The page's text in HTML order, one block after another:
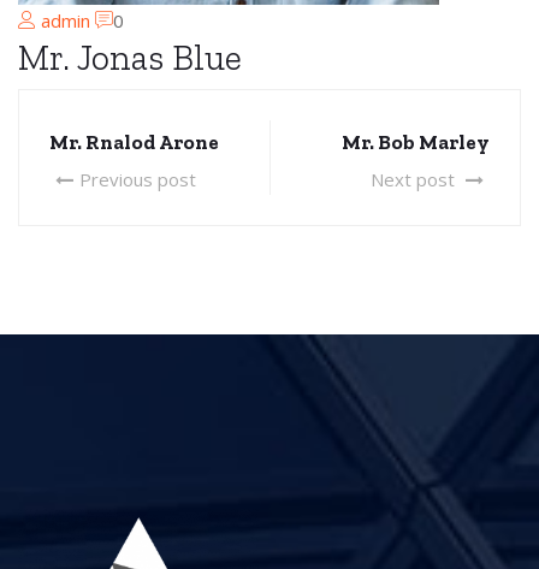
admin 0
Mr. Jonas Blue
Mr. Rnalod Arone
Previous post
Mr. Bob Marley
Next post